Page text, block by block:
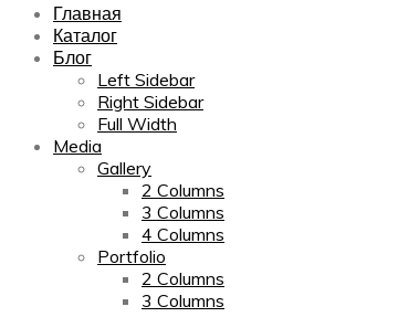
Главная
Каталог
Блог
Left Sidebar
Right Sidebar
Full Width
Media
Gallery
2 Columns
3 Columns
4 Columns
Portfolio
2 Columns
3 Columns